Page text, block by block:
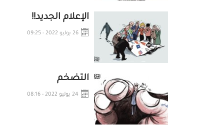
الإعلام الجديد!!
26 يوليو 2022 - 09:25
التضخم
24 يوليو 2022 - 08:16